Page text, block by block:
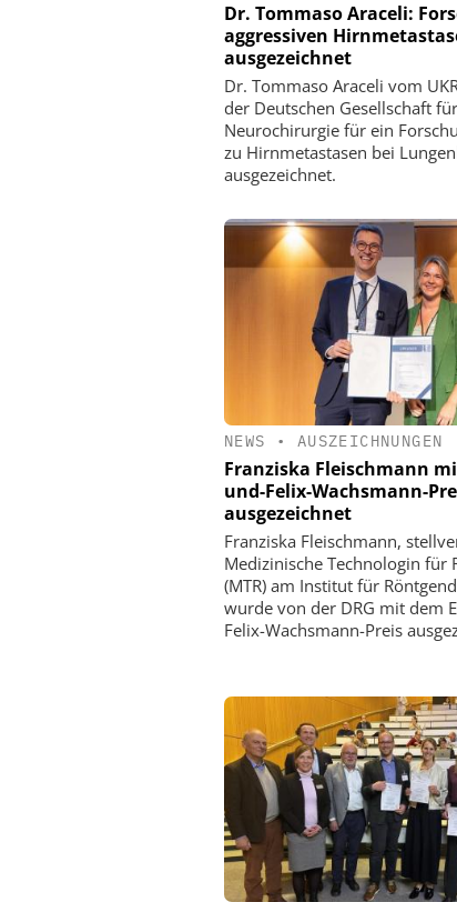
Dr. Tommaso Araceli:
aggressiven
ausgezeichnet
Dr. Tommaso Araceli vom
der Deutschen Gesellschaft für
Neurochirurgie für ein
zu Hirnmetastasen bei
ausgezeichnet.
NEWS • AUSZEICHNUNGEN
Franziska Fleischmann
und-Felix-Wachsmann-
ausgezeichnet
Franziska Fleischmann,
Medizinische Technologin für
(MTR) am Institut für
wurde von der DRG mit dem
Felix-Wachsmann-Preis